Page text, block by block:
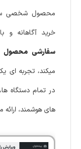
محصول شخصی
خرید آگاهانه و
سفارشی محصول
میکند، تجربه ای
در تمام دستگاه
های هوشمند، ارائه